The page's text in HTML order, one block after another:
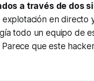
a través de dos
en directo
todo un equipo de
que este